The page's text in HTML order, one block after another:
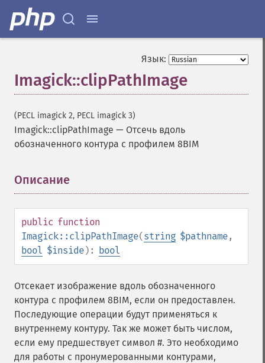
Язык:
Imagick::clipPathImage
(PECL imagick 2, PECL imagick 3)
Imagick::clipPathImage — Отсечь вдоль
обозначенного контура с профилем 8BIM
Описание
public function
Imagick::clipPathImage(string $pathname,
bool $inside): bool
Отсекает изображение вдоль обозначенного
контура с профилем 8BIM, если он предоставлен.
Последующие операции будут применяться к
внутреннему контуру. Так же может быть числом,
если ему предшествует символ #. Это необходимо
для работы с пронумерованными контурами,